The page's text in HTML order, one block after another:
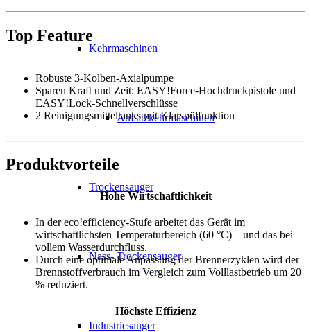
Kehrmaschinen
Aufsitzkehrmaschinen
Trockensauger
Nass- Trockensauger
Industriesauger
Top Feature
Robuste 3-Kolben-Axialpumpe
Sparen Kraft und Zeit: EASY!Force-Hochdruckpistole und
EASY!Lock-Schnellverschlüsse
2 Reinigungsmitteltanks mit Klarspülfunktion
Produktvorteile
Hohe Wirtschaftlichkeit
In der eco!efficiency-Stufe arbeitet das Gerät im
wirtschaftlichsten Temperaturbereich (60 °C) – und das bei
vollem Wasserdurchfluss.
Durch eine optimale Anpassung der Brennerzyklen wird der
Brennstoffverbrauch im Vergleich zum Volllastbetrieb um 20
% reduziert.
Höchste Effizienz